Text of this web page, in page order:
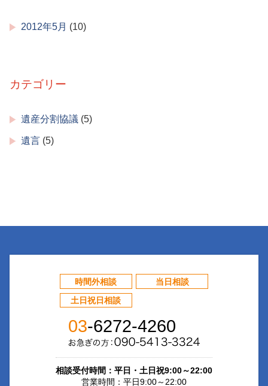
2012年5月 (10)
カテゴリー
遺産分割協議 (5)
遺言 (5)
時間外相談
当日相談
土日祝日相談
03-6272-4260
相談受付時間：平日・土日祝9:00～22:00
営業時間：平日9:00～22:00